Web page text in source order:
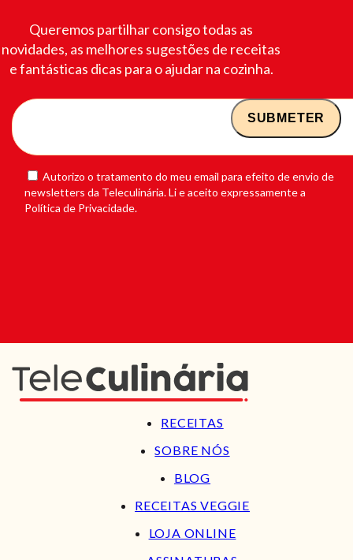
Queremos partilhar consigo todas as
novidades, as melhores sugestões de receitas
e fantásticas dicas para o ajudar na cozinha.
Autorizo o tratamento do meu email para efeito de envio de
newsletters da Teleculinária. Li e aceito expressamente a
Política de Privacidade.
RECEITAS
SOBRE NÓS
BLOG
RECEITAS VEGGIE
LOJA ONLINE